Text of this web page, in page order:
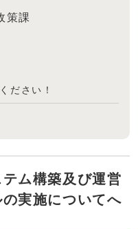
策課
ださい！
ム構築及び運営
実施についてへ